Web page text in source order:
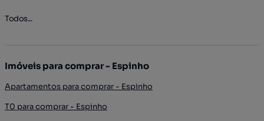
Todos...
Imóveis para comprar - Espinho
Apartamentos para comprar - Espinho
T0 para comprar - Espinho